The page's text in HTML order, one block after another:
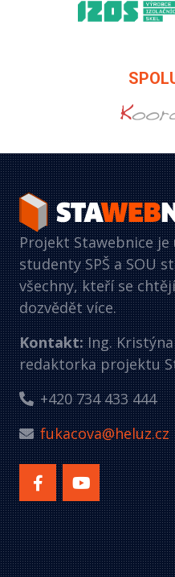
Projekt Stawebnice
studenty SPŠ a SOU
všechny, kteří se
dozvědět více.
Kontakt:Ing. Kristýna
redaktorka projektu
+420 734 433 444
fukacova@heluz.cz